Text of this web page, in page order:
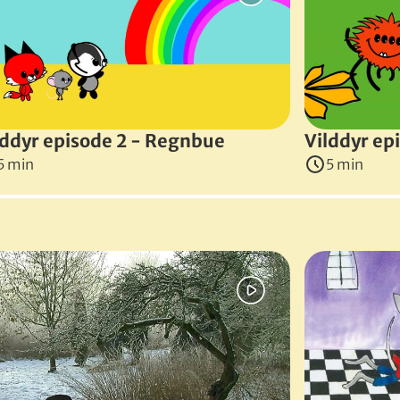
sparker den til sneen, der gemmer på en hård
, 2024 )
episode 2 - Regnbue
min
Vilddyr
5 min